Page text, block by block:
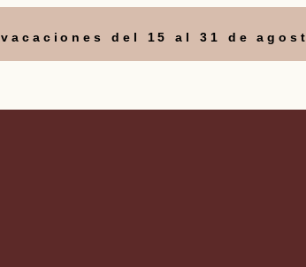
del 15 al 31 de